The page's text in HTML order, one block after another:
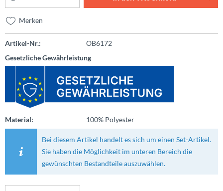
Merken
Artikel-Nr.:
OB6172
Gesetzliche Gewährleistung
Material: 100% Polyester
Bei diesem Artikel handelt es sich um einen Set-Artikel.
Sie haben die Möglichkeit im unteren Bereich die
gewünschten Bestandteile auszuwählen.